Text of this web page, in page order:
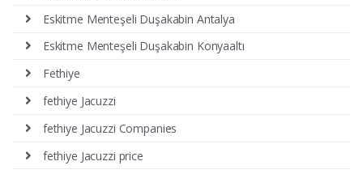
Eskitme Menteşeli Duşakabin Antalya
Eskitme Menteşeli Duşakabin Konyaaltı
Fethiye
fethiye Jacuzzi
fethiye Jacuzzi Companies
fethiye Jacuzzi price